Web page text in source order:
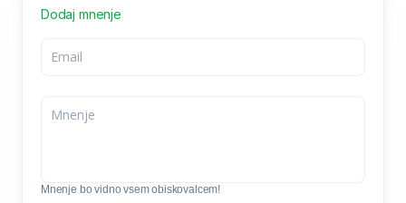
Dodaj mnenje
Mnenje bo vidno vsem obiskovalcem!